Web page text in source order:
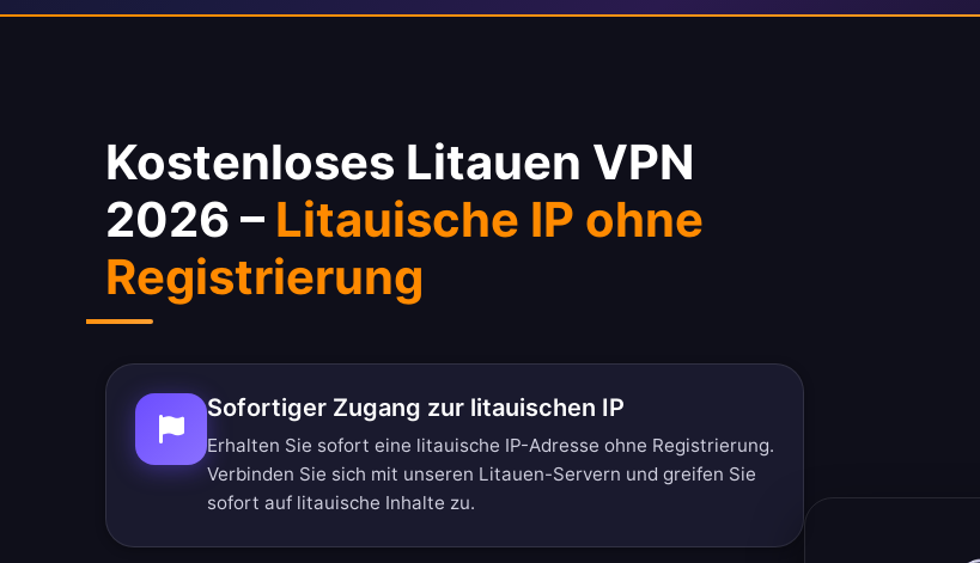
Kostenloses Litauen VPN
2026 – Litauische IP ohne
Registrierung
Sofortiger Zugang zur litauischen IP
Erhalten Sie sofort eine litauische IP-Adresse ohne Registrierung.
Verbinden Sie sich mit unseren Litauen-Servern und greifen Sie
sofort auf litauische Inhalte zu.